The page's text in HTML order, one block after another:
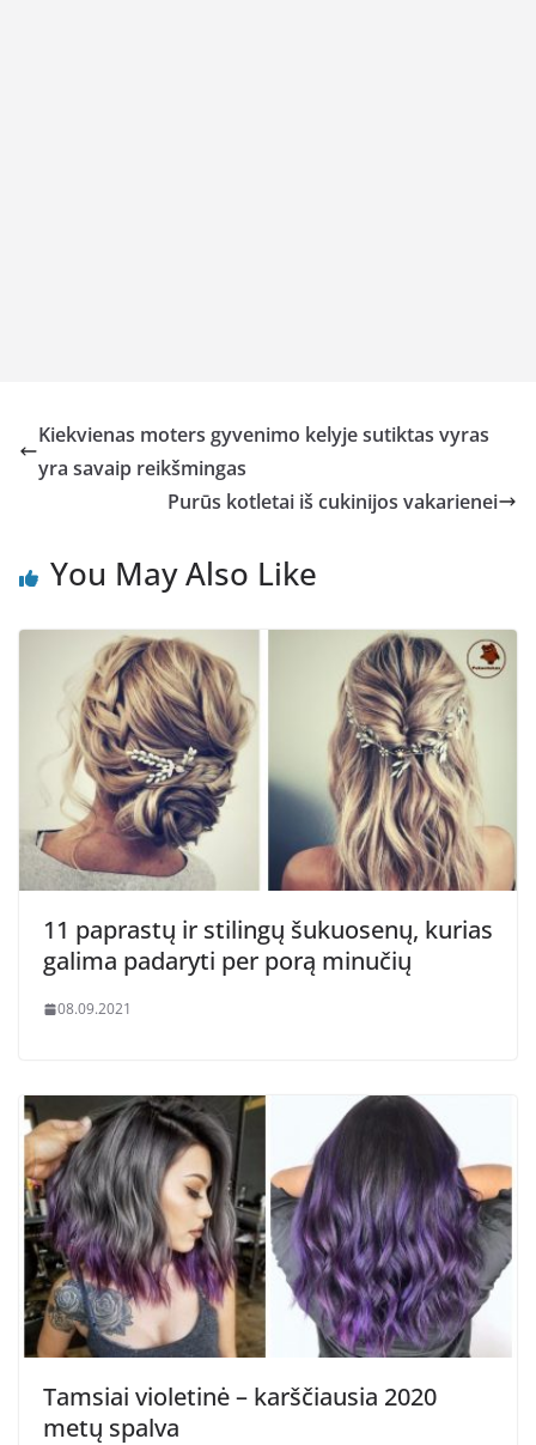
Kiekvienas moters gyvenimo kelyje sutiktas vyras
yra savaip reikšmingas
Purūs kotletai iš cukinijos vakarienei
You May Also Like
11 paprastų ir stilingų šukuosenų, kurias
galima padaryti per porą minučių
08.09.2021
Tamsiai violetinė – karščiausia 2020
metų spalva